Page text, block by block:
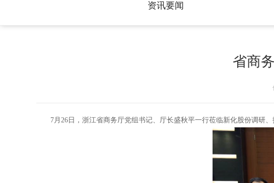
资讯要闻
省商
7月26日，浙江省商务厅党组书记、厅长盛秋平一行莅临新化股份调研、